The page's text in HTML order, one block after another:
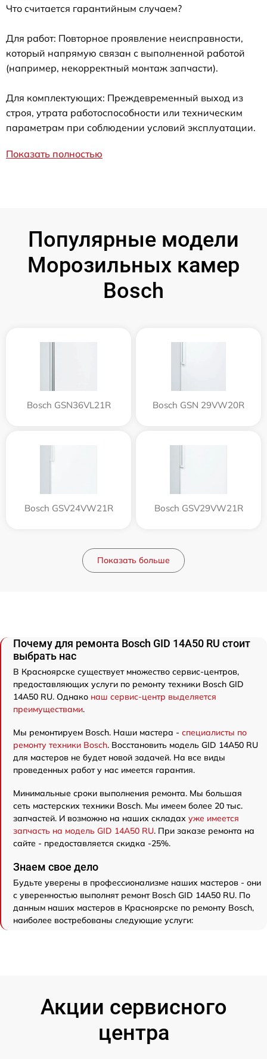
Что считается гарантийным случаем?
Для работ: Повторное проявление неисправности,
который напрямую связан с выполненной работой
(например, некорректный монтаж запчасти).
Для комплектующих: Преждевременный выход из
строя, утрата работоспособности или техническим
параметрам при соблюдении условий эксплуатации.
Показать полностью
Популярные модели
Морозильных камер
Bosch
Bosch GSN36VL21R Bosch GSN 29VW20R
Bosch GSV24VW21R Bosch GSV29VW21R
Показать больше
Почему для ремонта Bosch GID 14A50 RU стоит
выбрать нас
В Красноярске существует множество сервис-центров,
предоставляющих услуги по ремонту техники Bosch GID
14A50 RU. Однако наш сервис-центр выделяется
преимуществами.
Мы ремонтируем Bosch. Наши мастера - специалисты по
ремонту техники Bosch. Восстановить модель GID 14A50 RU
для мастеров не будет новой задачей. На все виды
проведенных работ у нас имеется гарантия.
Минимальные сроки выполнения ремонта. Мы большая
сеть мастерских техники Bosch. Мы имеем более 20 тыс.
запчастей. И возможно на наших складах уже имеется
запчасть на модель GID 14A50 RU. При заказе ремонта на
сайте - предоставляется скидка -25%.
Знаем свое дело
Будьте уверены в профессионализме наших мастеров - они
с уверенностью выполнят ремонт Bosch GID 14A50 RU. По
данным наших мастеров в Красноярске по ремонту Bosch,
наиболее востребованы следующие услуги:
Акции сервисного
центра